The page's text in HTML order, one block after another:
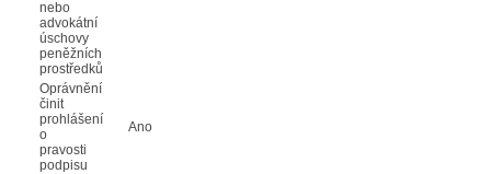
nebo
advokátní
úschovy
peněžních
prostředků
Oprávnění
činit
prohlášení
o
pravosti
podpisu
Ano